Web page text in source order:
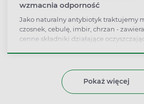
wzmacnia odporność
Jako naturalny antybiotyk traktujemy
czosnek, cebulę, imbir, chrzan -
cenne składniki działające
krążenie i oczyszcza krew. Jak jeszcze
Pokaż więcej